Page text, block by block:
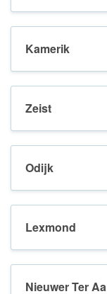
Kamerik
Zeist
Odijk
Lexmond
Nieuwer Ter Aa